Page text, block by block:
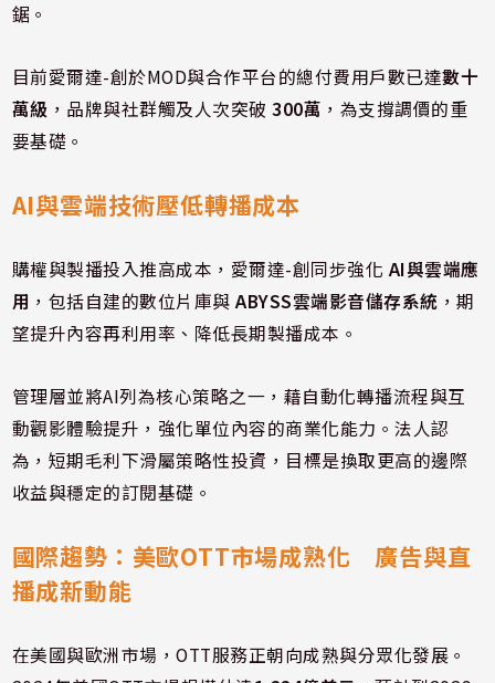
鋸。
目前愛爾達-創於MOD與合作平台的總付費用戶數已達數十
萬級 ，品牌與社群觸及人次突破300萬 ，為支撐調價的重
要基礎。
AI與雲端技術壓低轉播成本
購權與製播投入推高成本，愛爾達-創同步強化 AI與雲端應
用 ，包括自建的數位片庫與ABYSS雲端影音儲存系統 ，期
望提升內容再利用率、降低長期製播成本。
管理層並將AI列為核心策略之一，藉自動化轉播流程與互
動觀影體驗提升，強化單位內容的商業化能力。法人認
為，短期毛利下滑屬策略性投資，目標是換取更高的邊際
收益與穩定的訂閱基礎。
國際趨勢：美歐OTT市場成熟化 廣告與直
播成新動能
在美國與歐洲市場，OTT服務正朝向成熟與分眾化發展。